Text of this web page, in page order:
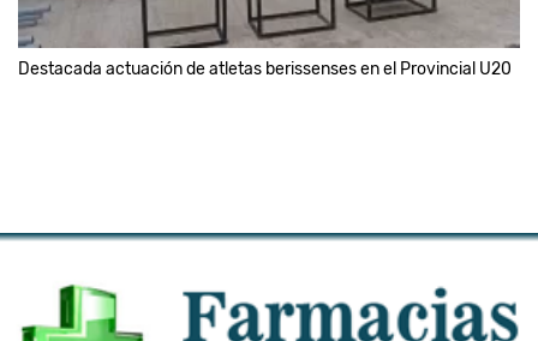
Destacada actuación de atletas berissenses en el Provincial U20